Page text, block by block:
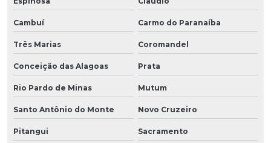
Cambuí Carmo do Paranaíba
Três Marias Coromandel
Conceição das Alagoas Prata
Rio Pardo de Minas Mutum
Santo Antônio do Monte Novo Cruzeiro
Pitangui Sacramento